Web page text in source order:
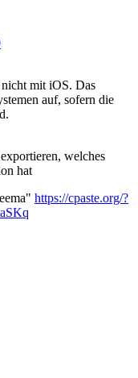
mit iOS. Das
auf, sofern die
welches
hat
https://cpaste.org/?